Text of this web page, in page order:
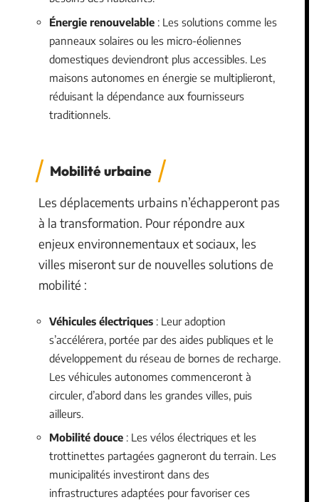
Énergie renouvelable : Les solutions comme les
panneaux solaires ou les micro-éoliennes
domestiques deviendront plus accessibles. Les
maisons autonomes en énergie se multiplieront,
réduisant la dépendance aux fournisseurs
traditionnels.
Mobilité urbaine
Les déplacements urbains n’échapperont pas
à la transformation. Pour répondre aux
enjeux environnementaux et sociaux, les
villes miseront sur de nouvelles solutions de
mobilité :
Véhicules électriques : Leur adoption
s’accélérera, portée par des aides publiques et le
développement du réseau de bornes de recharge.
Les véhicules autonomes commenceront à
circuler, d’abord dans les grandes villes, puis
ailleurs.
Mobilité douce : Les vélos électriques et les
trottinettes partagées gagneront du terrain. Les
municipalités investiront dans des
infrastructures adaptées pour favoriser ces